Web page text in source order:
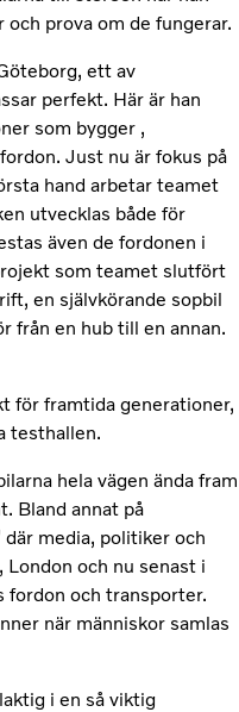
prova om de fungerar.
ett av
perfekt. Här är han
som bygger ,
Just nu är fokus på
hand arbetar teamet
utvecklas både för
även de fordonen i
som teamet slutfört
en självkörande sopbil
från en hub till en annan.
för framtida generationer,
testhallen.
hela vägen ända fram
Bland annat på
media, politiker och
och nu senast i
fordon och transporter.
när människor samlas
i en så viktig